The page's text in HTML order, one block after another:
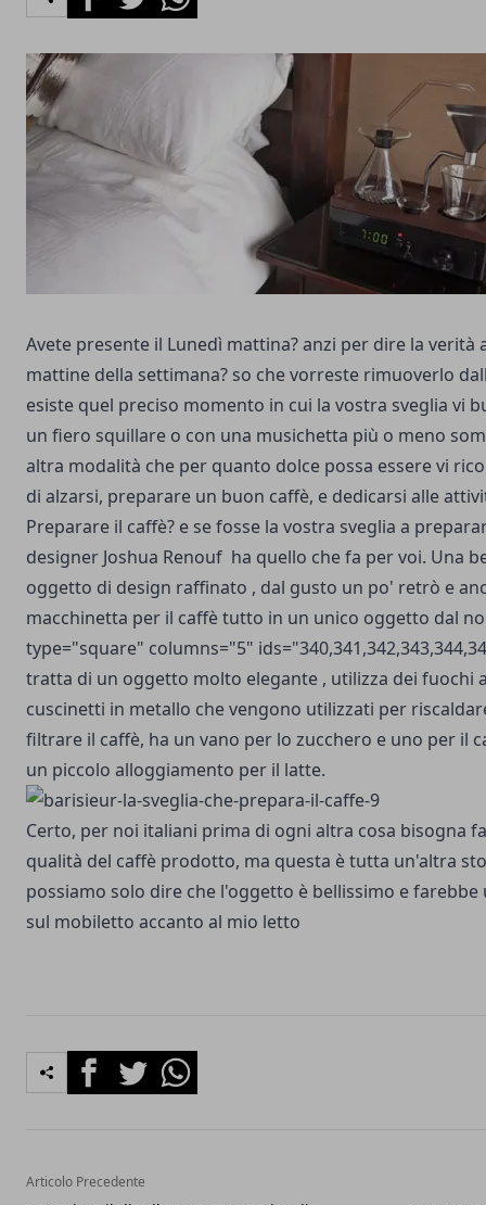
Avete presente il Lunedì mattina? anzi per dire la verità
mattine della settimana? so che vorreste rimuoverlo
esiste quel preciso momento in cui la vostra sveglia vi
un fiero squillare o con una musichetta più o meno
altra modalità che per quanto dolce possa essere vi
di alzarsi, preparare un buon caffè, e dedicarsi alle
Preparare il caffè? e se fosse la vostra sveglia a
designer Joshua Renouf ha quello che fa per voi. Una
oggetto di design raffinato , dal gusto un po' retrò e
macchinetta per il caffè tutto in un unico oggetto dal
type="square" columns="5"
tratta di un oggetto molto elegante , utilizza dei fuochi
cuscinetti in metallo che vengono utilizzati per
filtrare il caffè, ha un vano per lo zucchero e uno per il
un piccolo alloggiamento per il latte.
Certo, per noi italiani prima di ogni altra cosa bisogna
qualità del caffè prodotto, ma questa è tutta un'altra
possiamo solo dire che l'oggetto è bellissimo e
sul mobiletto accanto al mio letto
FacebookTwitterWhatsapp
Articolo Precedente